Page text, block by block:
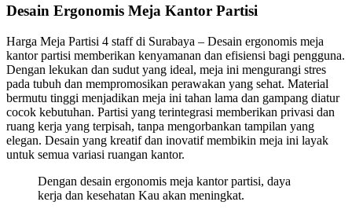
Desain Ergonomis Meja Kantor Partisi
Harga Meja Partisi 4 staff di Surabaya – Desain ergonomis meja
kantor partisi memberikan kenyamanan dan efisiensi bagi pengguna.
Dengan lekukan dan sudut yang ideal, meja ini mengurangi stres
pada tubuh dan mempromosikan perawakan yang sehat. Material
bermutu tinggi menjadikan meja ini tahan lama dan gampang diatur
cocok kebutuhan. Partisi yang terintegrasi memberikan privasi dan
ruang kerja yang terpisah, tanpa mengorbankan tampilan yang
elegan. Desain yang kreatif dan inovatif membikin meja ini layak
untuk semua variasi ruangan kantor.
Dengan desain ergonomis meja kantor partisi, daya
kerja dan kesehatan Kau akan meningkat.